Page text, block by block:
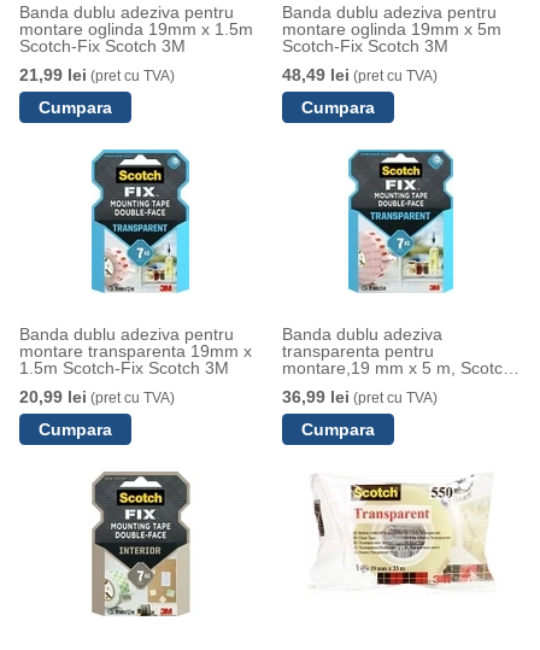
Banda dublu adeziva pentru
montare oglinda 19mm x 1.5m
Scotch-Fix Scotch 3M
21,99 lei (pret cu TVA)
Banda dublu adeziva pentru
montare oglinda 19mm x 5m
Scotch-Fix Scotch 3M
48,49 lei (pret cu TVA)
Banda dublu adeziva pentru
montare transparenta 19mm x
1.5m Scotch-Fix Scotch 3M
20,99 lei (pret cu TVA)
Banda dublu adeziva
transparenta pentru
montare,19 mm x 5 m, Scotch-
36,99 lei (pret cu TVA)